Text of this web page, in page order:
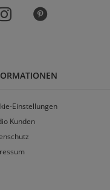
Einstellungen
Kunden